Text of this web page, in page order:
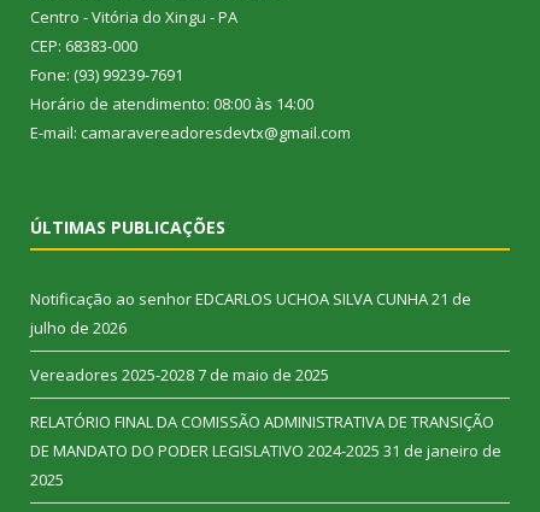
Centro - Vitória do Xingu - PA
CEP: 68383-000
Fone: (93) 99239-7691
Horário de atendimento: 08:00 às 14:00
E-mail: camaravereadoresdevtx@gmail.com
ÚLTIMAS PUBLICAÇÕES
Notificação ao senhor EDCARLOS UCHOA SILVA CUNHA21 de
julho de 2026
Vereadores 2025-20287 de maio de 2025
RELATÓRIO FINAL DA COMISSÃO ADMINISTRATIVA DE TRANSIÇÃO
DE MANDATO DO PODER LEGISLATIVO 2024-2025 31 de janeiro de
2025